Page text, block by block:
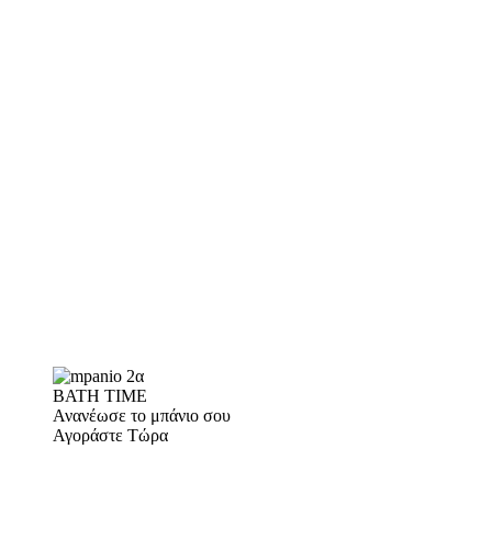
BATH TIME
Ανανέωσε το μπάνιο σου
Αγοράστε Τώρα